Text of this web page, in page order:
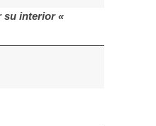
su interior «